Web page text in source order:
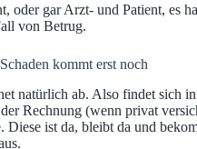
oder gar Arzt- und Patient, es
von Betrug.
kommt erst noch
natürlich ab. Also findet sich
Rechnung (wenn privat
Diese ist da, bleibt da und